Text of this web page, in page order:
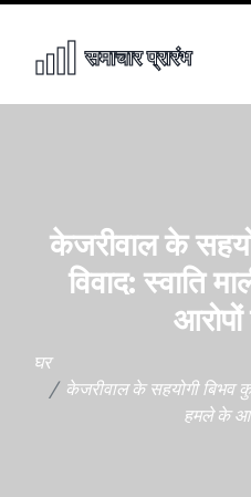
केजरीवाल के
विवाद: स्वाति
घर
केजरीवाल के सहयोगी बिभव
हमले के